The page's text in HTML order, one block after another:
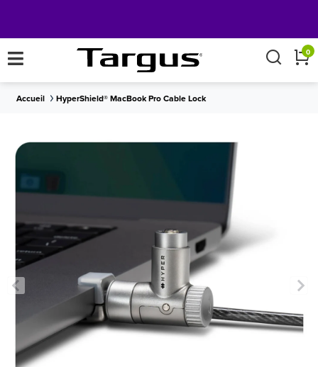
LIVRAISON
sur toutes les commandes de plus de 50
€.
× 0
Accueil HyperShield® MacBook Pro Cable Lock